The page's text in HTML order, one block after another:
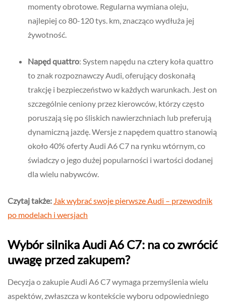
momenty obrotowe. Regularna wymiana oleju,
najlepiej co 80-120 tys. km, znacząco wydłuża jej
żywotność.
Napęd quattro: System napędu na cztery koła quattro
to znak rozpoznawczy Audi, oferujący doskonałą
trakcję i bezpieczeństwo w każdych warunkach. Jest on
szczególnie ceniony przez kierowców, którzy często
poruszają się po śliskich nawierzchniach lub preferują
dynamiczną jazdę. Wersje z napędem quattro stanowią
około 40% oferty Audi A6 C7 na rynku wtórnym, co
świadczy o jego dużej popularności i wartości dodanej
dla wielu nabywców.
Czytaj także: Jak wybrać swoje pierwsze Audi – przewodnik
po modelach i wersjach
Wybór silnika Audi A6 C7: na co zwrócić
uwagę przed zakupem?
Decyzja o zakupie Audi A6 C7 wymaga przemyślenia wielu
aspektów, zwłaszcza w kontekście wyboru odpowiedniego